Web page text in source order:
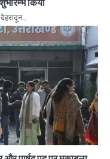
देहरादून…